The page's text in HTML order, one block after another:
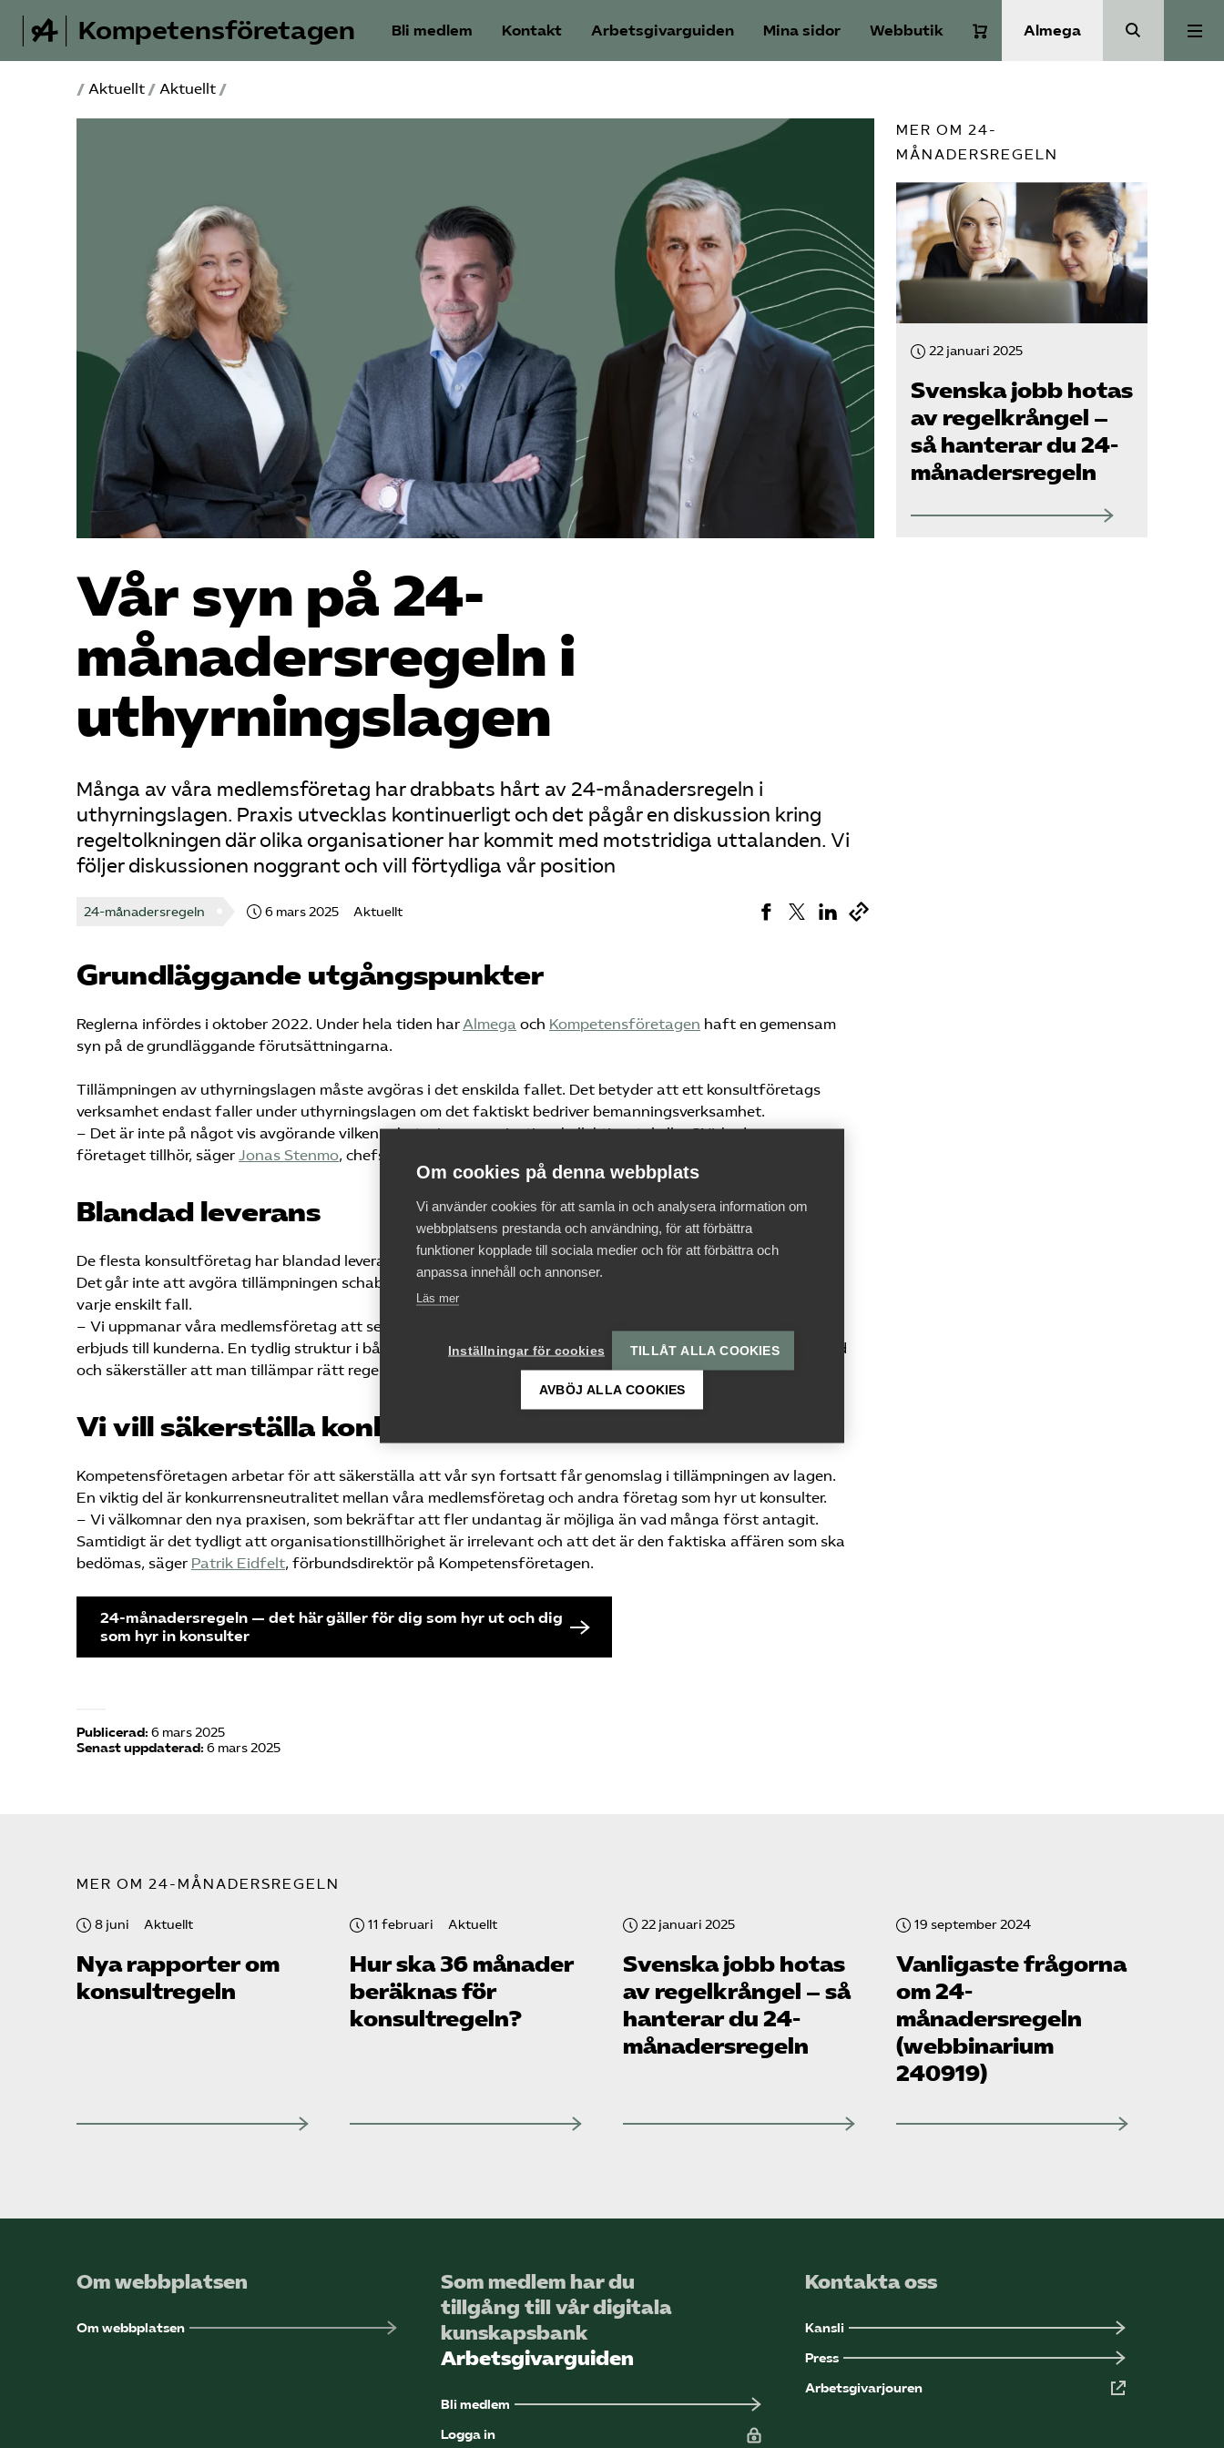
Kompetensföretagen Bli medlem Kontakt Arbetsgivarguiden Mina sidor Webbutik Almega
A-Ö
Auktorisation
Medlemskap
Våra frågor
Kurser och aktiviteter
Om oss
/ Aktuellt / Aktuellt /
Vår syn på 24-
månadersregeln i
uthyrningslagen
Många av våra medlemsföretag har drabbats hårt av 24-månadersregeln i
uthyrningslagen. Praxis utvecklas kontinuerligt och det pågår en diskussion kring
regeltolkningen där olika organisationer har kommit med motstridiga uttalanden. Vi
följer diskussionen noggrant och vill förtydliga vår position
24-månadersregeln 6 mars 2025 Aktuellt
MER OM 24-
MÅNADERSREGELN
22 januari 2025
Svenska jobb hotas
av regelkrångel –
så hanterar du 24-
månadersregeln
Grundläggande utgångspunkter
Reglerna infördes i oktober 2022. Under hela tiden harAlmega och Kompetensföretagen haft en gemensam
syn på de grundläggande förutsättningarna.
Tillämpningen av uthyrningslagen måste avgöras i det enskilda fallet. Det betyder att ett konsultföretags
verksamhet endast faller under uthyrningslagen om det faktiskt bedriver bemanningsverksamhet.
– Det är inte på något vis avgörande vilken arbetsgivarorganisation, kollektivavtal eller SNI-kod som
företaget tillhör, säger Jonas Stenmo, chefsjurist på Almega.
Blandad leverans
De flesta konsultföretag har blandad leverans där vissa delar faller inom och andra utanför uthyrningslagen.
Det går inte att avgöra tillämpningen schablonmässigt för ett bolag, utan det beror på omständigheterna i
varje enskilt fall.
– Vi uppmanar våra medlemsföretag att se över sina tjänsteleveranser och att tydligt definiera vad som
erbjuds till kunderna. En tydlig struktur i både kund- och medarbetarkontrakt minskar risken för missförstånd
och säkerställer att man tillämpar rätt regelverk, säger
Mia Fransson, förbundsjurist på Kompetensföretagen.
Vi vill säkerställa konkurrensneutralitet
Kompetensföretagen arbetar för att säkerställa att vår syn fortsatt får genomslag i tillämpningen av lagen.
En viktig del är konkurrensneutralitet mellan våra medlemsföretag och andra företag som hyr ut konsulter.
– Vi välkomnar den nya praxisen, som bekräftar att fler undantag är möjliga än vad många först antagit.
Samtidigt är det tydligt att organisationstillhörighet är irrelevant och att det är den faktiska affären som ska
bedömas, säger Patrik Eidfelt, förbundsdirektör på Kompetensföretagen.
24-månadersregeln — det här gäller för dig som hyr ut och dig
som hyr in konsulter
Publicerad: 6 mars 2025
Senast uppdaterad: 6 mars 2025
MER OM 24-MÅNADERSREGELN
8 juni Aktuellt
Nya rapporter om
konsultregeln
11 februari Aktuellt
Hur ska 36 månader
beräknas för
konsultregeln?
22 januari 2025
Svenska jobb hotas
av regelkrångel – så
hanterar du 24-
månadersregeln
19 september 2024
Vanligaste frågorna
om 24-
månadersregeln
(webbinarium
240919)
Om webbplatsen
Om webbplatsen
Som medlem har du
tillgång till vår digitala
kunskapsbank
Arbetsgivarguiden
Bli medlem
Logga in
Kontakta oss
Kansli
Press
Arbetsgivarjouren
Om cookies på denna webbplats
Vi använder cookies för att samla in och analysera information om
webbplatsens prestanda och användning, för att förbättra
funktioner kopplade till sociala medier och för att förbättra och
anpassa innehåll och annonser.
Läs mer
Inställningar för cookies TILLÅT ALLA COOKIES
AVBÖJ ALLA COOKIES